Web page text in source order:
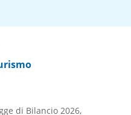
di Bilancio 2026,